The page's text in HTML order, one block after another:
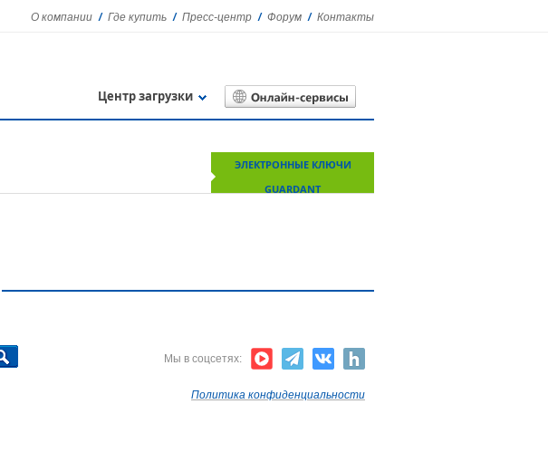
О компании Где купить Пресс-центр Форум Контакты
Центр загрузки
ЭЛЕКТРОННЫЕ КЛЮЧИ
GUARDANT
Мы в соцсетях:
Политика конфиденциальности